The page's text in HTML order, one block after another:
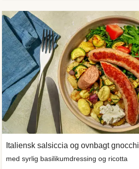
Italiensk salsiccia og ovnbagt gnocchi
med syrlig basilikumdressing og ricotta